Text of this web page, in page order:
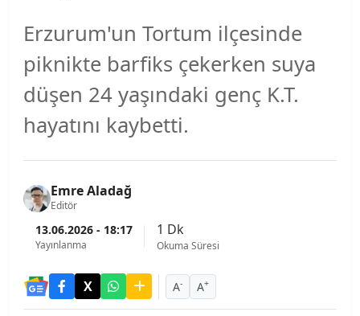
Erzurum'un Tortum ilçesinde
piknikte barfiks çekerken suya
düşen 24 yaşındaki genç K.T.
hayatını kaybetti.
Emre Aladağ
Editör
13.06.2026 - 18:17
Yayınlanma
1 Dk
Okuma Süresi
A- A+